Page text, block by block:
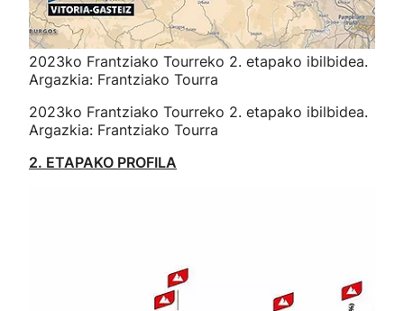
2023ko Frantziako Tourreko 2. etapako ibilbidea.
Argazkia: Frantziako Tourra
2023ko Frantziako Tourreko 2. etapako ibilbidea.
Argazkia: Frantziako Tourra
2. ETAPAKO PROFILA